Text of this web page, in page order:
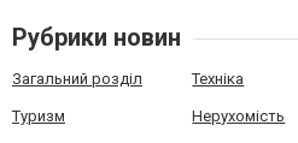
Рубрики новин
Загальний розділ Техніка
Туризм Нерухомість